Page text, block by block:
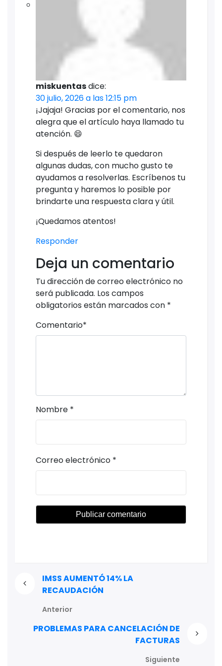
miskuentasdice:
30 julio, 2026 a las 12:15 pm
¡Jajaja! Gracias por el comentario, nos
alegra que el artículo haya llamado tu
atención. 😄
Si después de leerlo te quedaron
algunas dudas, con mucho gusto te
ayudamos a resolverlas. Escríbenos tu
pregunta y haremos lo posible por
brindarte una respuesta clara y útil.
¡Quedamos atentos!
Responder
Deja un comentario
Tu dirección de correo electrónico no
será publicada. Los campos
obligatorios están marcados con *
Comentario*
Nombre *
Correo electrónico *
IMSS AUMENTÓ 14% LA
RECAUDACIÓN
Anterior
PROBLEMAS PARA CANCELACIÓN DE
FACTURAS
Siguiente